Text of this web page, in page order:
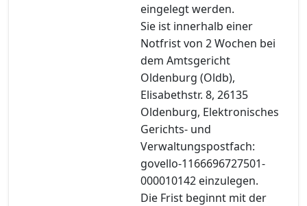
eingelegt werden.
Sie ist innerhalb einer
Notfrist von 2 Wochen bei
dem Amtsgericht
Oldenburg (Oldb),
Elisabethstr. 8, 26135
Oldenburg, Elektronisches
Gerichts- und
Verwaltungspostfach:
govello-1166696727501-
000010142 einzulegen.
Die Frist beginnt mit der